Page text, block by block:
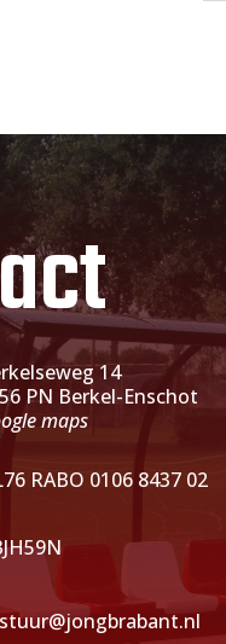
14
PN Berkel-Enschot
maps
RABO 0106 8437 02